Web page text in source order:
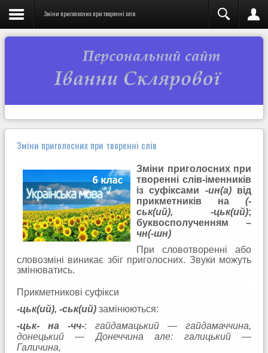
Зміни приголосних при творенні слів
Зміни приголосних при творенні слів
Зміни приголосних при
творенні слів-іменників
із суфіксами -ин(а)від
прикметників на (-
ськ(ий), -цьк(ий);
буквосполученням –
чн(-шн)
При словотворенні або
словозміні виникає збіг приголосних. Звуки можуть
змінюватись.
Прикметникові суфікси
-цьк(ий), -ськ(ий) замінюються:
-цьк- на -чч-: гайдамацький — гайдамаччина,
донецький — Донеччина але: галицький —
Галичина,